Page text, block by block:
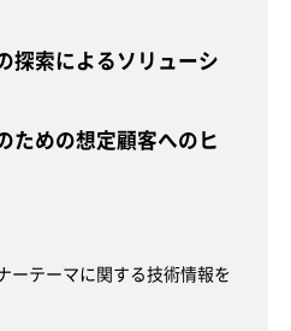
探索によるソリューシ
ための想定顧客へのヒ
ーテーマに関する技術情報を